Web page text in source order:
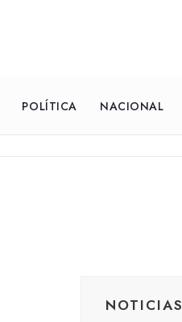
POLÍTICA NACIONAL
NOTICIAS